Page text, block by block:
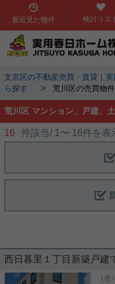
最近見た物件 検討リス
文京区の不動産売買・賃貸｜実
ら探す
> 荒川区の売買物件
荒川区 マンション、戸建、
16 件該当/ 1 〜 16件を表
西日暮里１丁目新築戸建
［売